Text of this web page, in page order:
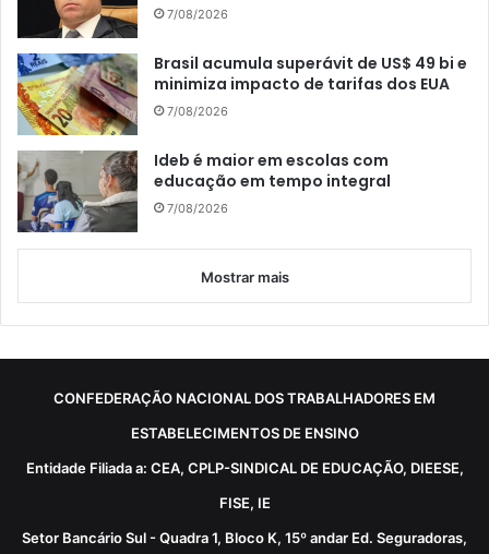
7/08/2026
Brasil acumula superávit de US$ 49 bi e
minimiza impacto de tarifas dos EUA
7/08/2026
Ideb é maior em escolas com
educação em tempo integral
7/08/2026
Mostrar mais
CONFEDERAÇÃO NACIONAL DOS TRABALHADORES EM
ESTABELECIMENTOS DE ENSINO
Entidade Filiada a: CEA, CPLP-SINDICAL DE EDUCAÇÃO, DIEESE,
FISE, IE
Setor Bancário Sul - Quadra 1, Bloco K, 15º andar Ed. Seguradoras,